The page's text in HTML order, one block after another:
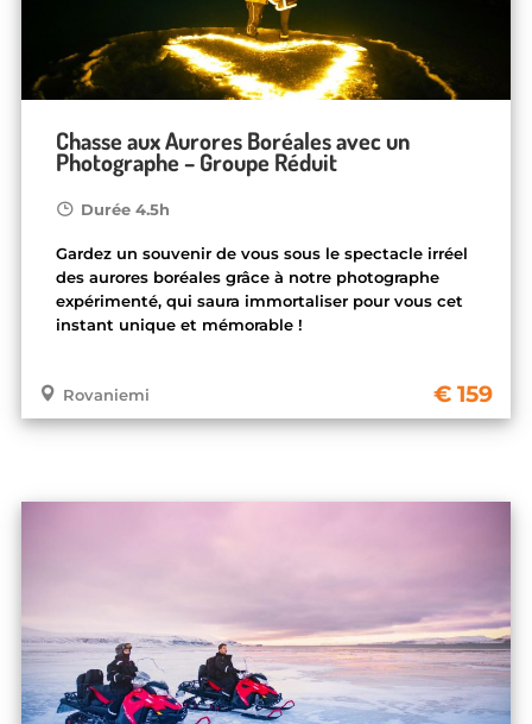
Chasse aux Aurores Boréales avec un
Photographe – Groupe Réduit
Durée 4.5h
Gardez un souvenir de vous sous le spectacle irréel
des aurores boréales grâce à notre photographe
expérimenté, qui saura immortaliser pour vous cet
instant unique et mémorable !
Rovaniemi 159